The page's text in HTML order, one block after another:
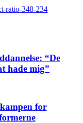
“De
hade mig”
for